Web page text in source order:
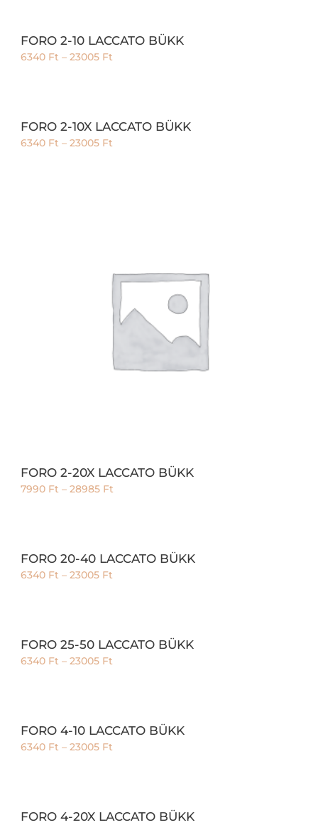
FORO 2-10 LACCATO BÜKK
6340 Ft – 23005 Ft
FORO 2-10X LACCATO BÜKK
6340 Ft – 23005 Ft
FORO 2-20X LACCATO BÜKK
7990 Ft – 28985 Ft
FORO 20-40 LACCATO BÜKK
6340 Ft – 23005 Ft
FORO 25-50 LACCATO BÜKK
6340 Ft – 23005 Ft
FORO 4-10 LACCATO BÜKK
6340 Ft – 23005 Ft
FORO 4-20X LACCATO BÜKK